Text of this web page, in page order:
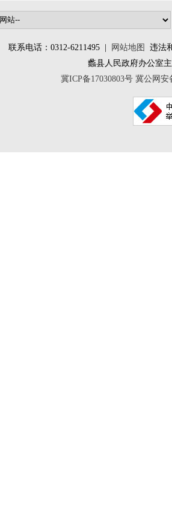
联系电话：0312-6211495 | 网站地图
违法
蠡县人民政府办公
冀ICP备17030803号 冀公网安